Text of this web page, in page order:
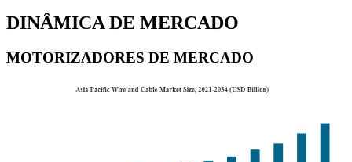
DINÂMICA DE MERCADO
MOTORIZADORES DE MERCADO